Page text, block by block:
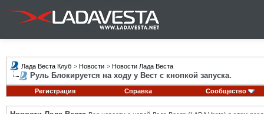
Лада Веста Клуб > Новости > Новости Лада Веста
Руль Блокируется на ходу у Вест с кнопкой запуска.
Регистрация Справка Сообщество